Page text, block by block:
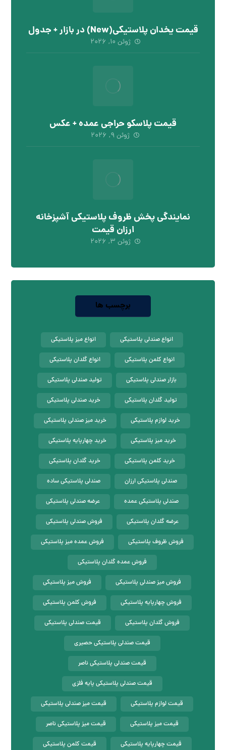
قیمت یخدان پلاستیکی(New) در بازار + جدول
ژوئن ۱۰, ۲۰۲۶
قیمت پلاسکو حراجی عمده + عکس
ژوئن ۹, ۲۰۲۶
نمایندگی پخش ظروف پلاستیکی آشپزخانه
ارزان قیمت
ژوئن ۳, ۲۰۲۶
برچسب ها
انواع صندلی پلاستیکی انواع میز پلاستیکی
انواع کلمن پلاستیکی انواع گلدان پلاستیکی
بازار صندلی پلاستیکی تولید صندلی پلاستیکی
تولید گلدان پلاستیکی خرید صندلی پلاستیکی
خرید لوازم پلاستیکی خرید میز صندلی پلاستیکی
خرید میز پلاستیکی خرید چهارپایه پلاستیکی
خرید کلمن پلاستیکی خرید گلدان پلاستیکی
صندلی پلاستیکی ارزان صندلی پلاستیکی ساده
صندلی پلاستیکی عمده عرضه صندلی پلاستیکی
عرضه گلدان پلاستیکی فروش صندلی پلاستیکی
فروش ظروف پلاستیکی فروش عمده میز پلاستیکی
فروش عمده گلدان پلاستیکی
فروش میز صندلی پلاستیکی فروش میز پلاستیکی
فروش چهارپایه پلاستیکی فروش کلمن پلاستیکی
فروش گلدان پلاستیکی قیمت صندلی پلاستیکی
قیمت صندلی پلاستیکی حصیری
قیمت صندلی پلاستیکی ناصر
قیمت صندلی پلاستیکی پایه فلزی
قیمت لوازم پلاستیکی قیمت میز صندلی پلاستیکی
قیمت میز پلاستیکی قیمت میز پلاستیکی ناصر
قیمت چهارپایه پلاستیکی قیمت کلمن پلاستیکی